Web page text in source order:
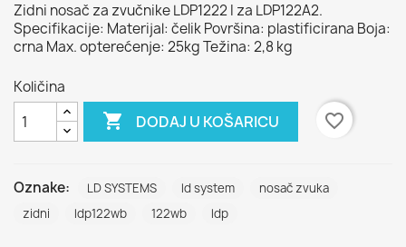
Zidni nosač za zvučnike LDP1222 I za LDP122A2.
Specifikacije: Materijal: čelik Površina: plastificirana Boja:
crna Max. opterećenje: 25kg Težina: 2,8 kg
Količina
 DODAJ U KOŠARICU favorite_border
Oznake: LD SYSTEMS ld system
nosač zvuka
zidni
ldp122wb 122wb ldp